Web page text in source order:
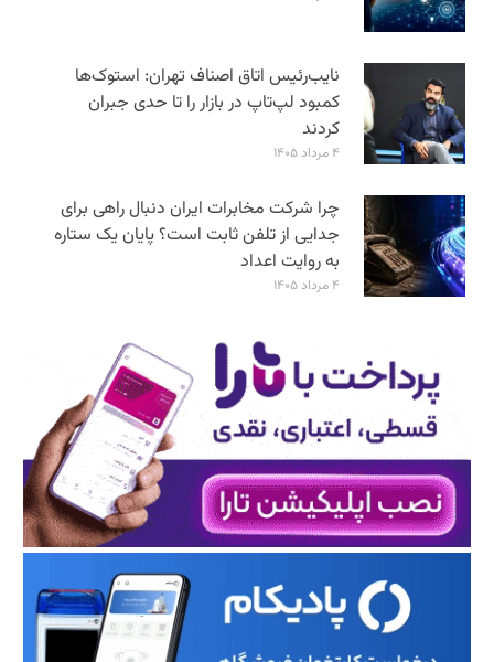
نایب‌رئیس اتاق اصناف تهران: استوک‌ها
کمبود لپ‌تاپ در بازار را تا حدی جبران
کردند
۴ مرداد ۱۴۰۵
چرا شرکت مخابرات ایران دنبال راهی برای
جدایی از تلفن ثابت است؟ پایان یک ستاره
به روایت اعداد
۴ مرداد ۱۴۰۵